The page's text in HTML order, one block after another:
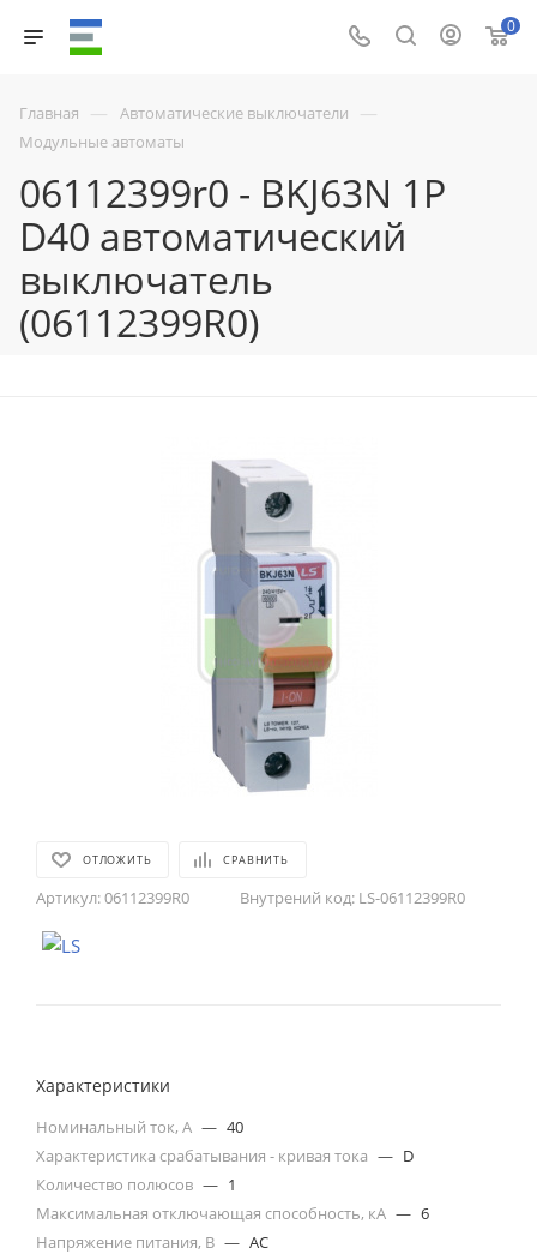
0
Главная — Автоматические выключатели —
Модульные автоматы
06112399r0 - BKJ63N 1P
D40 автоматический
выключатель
(06112399R0)
ОТЛОЖИТЬ СРАВНИТЬ
Артикул:06112399R0 Внутрений код: LS-06112399R0
Характеристики
Номинальный ток, А — 40
Характеристика срабатывания - кривая тока — D
Количество полюсов — 1
Максимальная отключающая способность, кА — 6
Напряжение питания, В — AC